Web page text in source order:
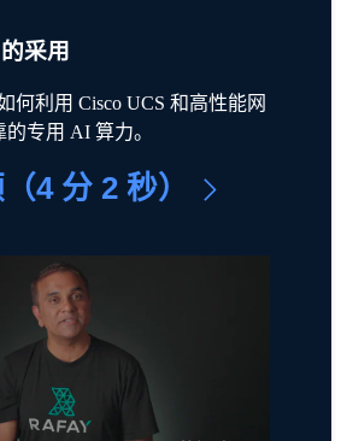
采用
何利用 Cisco UCS 和高性能网
专用 AI 算力。
4 分 2 秒）